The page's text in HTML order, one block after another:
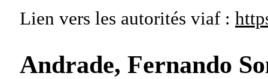
Lien vers les autorités viaf :
Andrade, Fernando